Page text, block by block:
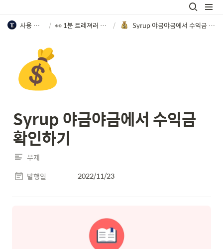
사용 가이드 / 👀 1분 트레져러 사용법 / Syrup 야금야금에서 수익금 확인하기
💰
Syrup 야금야금에서 수익금
확인하기
부제
발행일
2022/11/23